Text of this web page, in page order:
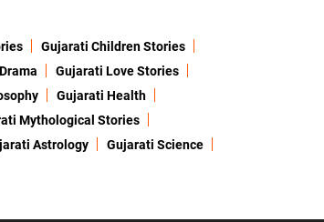
Gujarati Children Stories
Gujarati Love Stories
Gujarati Health
Mythological Stories
Astrology
Gujarati Science